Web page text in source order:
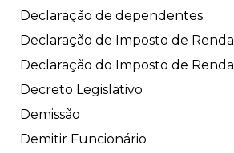
Declaração de dependentes
Declaração de Imposto de Renda
Declaração do Imposto de Renda
Decreto Legislativo
Demissão
Demitir Funcionário